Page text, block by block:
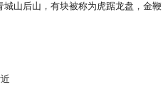
山后山，有块被称为虎踞龙盘，金鞭